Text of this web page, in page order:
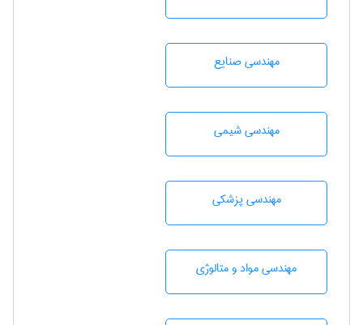
مهندسی صنايع
مهندسي شيمی
مهندسی پزشکی
مهندسی مواد و متالوژی